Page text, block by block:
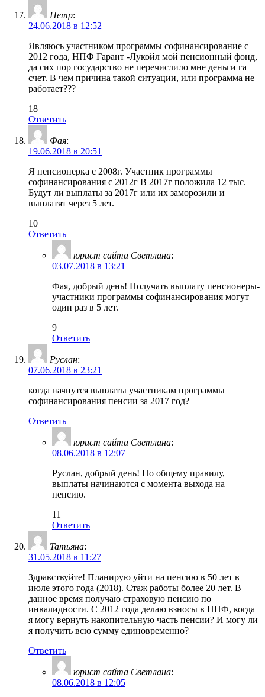
Петр:
24.06.2018 в 12:52
Являюсь участником программы софинансирование с
2012 года, НПФ Гарант -Лукойл мой пенсионный фонд,
да сих пор государство не перечислило мне деньги га
счет. В чем причина такой ситуации, или программа не
работает???
18
Ответить
Фая:
19.06.2018 в 20:51
Я пенсионерка с 2008г. Участник программы
софинансирования с 2012г В 2017г положила 12 тыс.
Будут ли выплаты за 2017г или их заморозили и
выплатят через 5 лет.
10
Ответить
юрист сайта Светлана:
03.07.2018 в 13:21
Фая, добрый день! Получать выплату пенсионеры-
участники программы софинансирования могут
один раз в 5 лет.
9
Ответить
Руслан:
07.06.2018 в 23:21
когда начнутся выплаты участникам программы
софинансирования пенсии за 2017 год?
Ответить
юрист сайта Светлана:
08.06.2018 в 12:07
Руслан, добрый день! По общему правилу,
выплаты начинаются с момента выхода на
пенсию.
11
Ответить
Татьяна:
31.05.2018 в 11:27
Здравствуйте! Планирую уйти на пенсию в 50 лет в
июле этого года (2018). Стаж работы более 20 лет. В
данное время получаю страховую пенсию по
инвалидности. С 2012 года делаю взносы в НПФ, когда
я могу вернуть накопительную часть пенсии? И могу ли
я получить всю сумму единовременно?
Ответить
юрист сайта Светлана:
08.06.2018 в 12:05